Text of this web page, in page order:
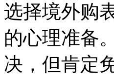
选择境外购
的心理准备
决，但肯定